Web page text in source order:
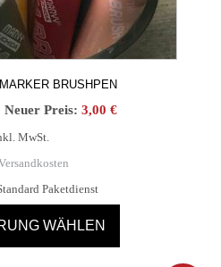
BRUSHPEN
Ursprünglicher
3,80 €
Neuer Preis: 3,00 €Aktueller
MwSt.
Paketdienst
WÄHLEN